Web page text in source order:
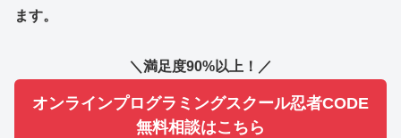
ます。
＼満足度90%以上！／
オンラインプログラミングスクール忍者CODE
無料相談はこちら